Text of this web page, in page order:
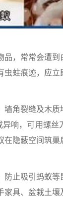
，常常会遭
蛀痕迹，应立
角裂缝及木
响，可用螺
隐蔽空间筑巢
止吸引蚂蚁
具、盆栽土